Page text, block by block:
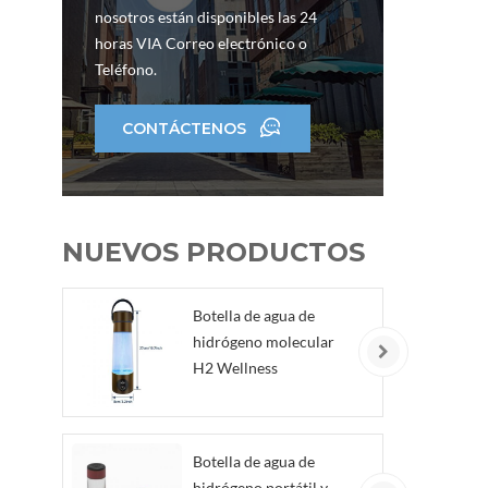
nosotros están disponibles las 24
horas VIA Correo electrónico o
Teléfono.
CONTÁCTENOS
NUEVOS PRODUCTOS
Botella de agua de
hidrógeno molecular
H2 Wellness
Botella de agua de